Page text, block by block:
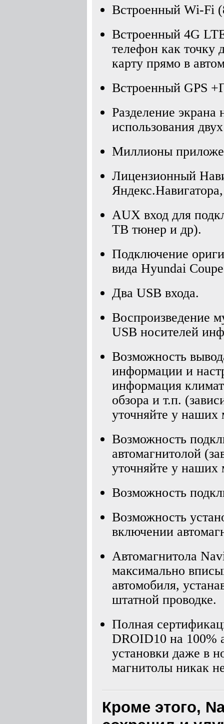
Встроенный Wi-Fi
Встроенный 4G
телефон как точку
карту прямо в
Встроенный GPS
Разделение экрана
использования
Миллионы
Лицензионный
AUX вход для
ТВ тюнер и др).
Подключение
вида Hyundai
Два USB входа.
Воспроизведение
USB носителей
Возможность
информации и
информация
обзора и т.п.
уточняйте у наших
Возможность
автомагнитолой
уточняйте у наших
Возможность
Возможность
включении
Автомагнитола
максимально
автомобиля,
штатной проводке.
Полная
DROID10 на 100%
установки даже в
магнитолы никак
Кроме этого,